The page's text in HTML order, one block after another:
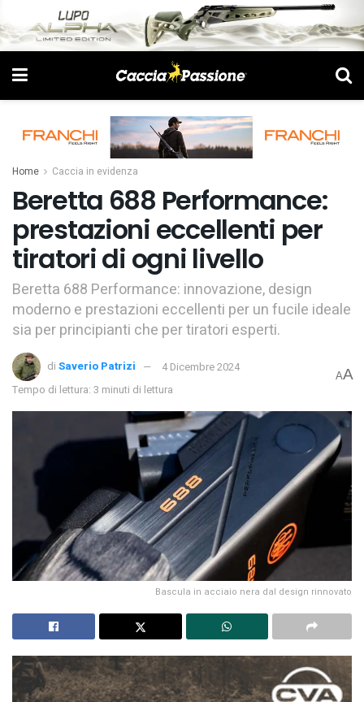
Home Caccia in evidenza
Beretta 688 Performance:
prestazioni eccellenti per
tiratori di ogni livello
Beretta 688 Performance: innovazione, design
moderno e prestazioni eccellenti per un fucile ideale
sia per principianti che per tiratori esperti.
di Saverio Patrizi
4 Dicembre 2024
Tempo di lettura: 3 minuti di lettura
AA
Bascula in acciaio nera dal design rinnovato